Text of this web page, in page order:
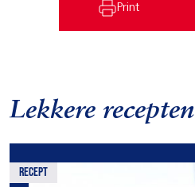
Print
Lekkere recepten
recept